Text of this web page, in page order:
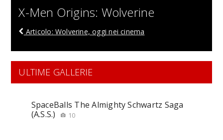
X-Men Origins: Wolverine
Articolo: Wolverine, oggi nei cinema
ULTIME GALLERIE
SpaceBalls The Almighty Schwartz Saga
(A.S.S.)
10